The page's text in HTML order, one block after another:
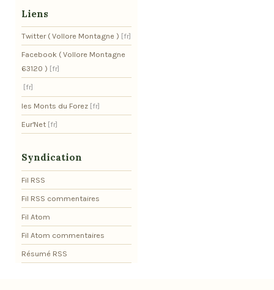
Liens
Twitter ( Vollore Montagne )
Facebook ( Vollore Montagne
63120 )
les Monts du Forez
Eur'Net
Syndication
Fil RSS
Fil RSS commentaires
Fil Atom
Fil Atom commentaires
Résumé RSS